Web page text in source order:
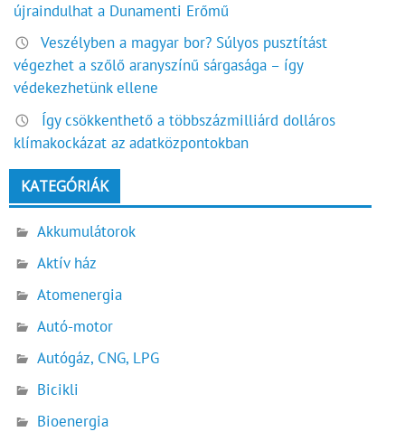
újraindulhat a Dunamenti Erőmű
Veszélyben a magyar bor? Súlyos pusztítást
végezhet a szőlő aranyszínű sárgasága – így
védekezhetünk ellene
Így csökkenthető a többszázmilliárd dolláros
klímakockázat az adatközpontokban
KATEGÓRIÁK
Akkumulátorok
Aktív ház
Atomenergia
Autó-motor
Autógáz, CNG, LPG
Bicikli
Bioenergia